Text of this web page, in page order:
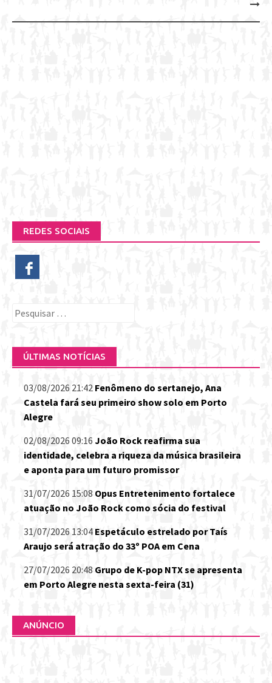
REDES SOCIAIS
Pesquisar
ÚLTIMAS NOTÍCIAS
03/08/2026 21:42 Fenômeno do sertanejo, Ana
Castela fará seu primeiro show solo em Porto
Alegre
02/08/2026 09:16 João Rock reafirma sua
identidade, celebra a riqueza da música brasileira
e aponta para um futuro promissor
31/07/2026 15:08 Opus Entretenimento fortalece
atuação no João Rock como sócia do festival
31/07/2026 13:04 Espetáculo estrelado por Taís
Araujo será atração do 33º POA em Cena
27/07/2026 20:48 Grupo de K-pop NTX se apresenta
em Porto Alegre nesta sexta-feira (31)
ANÚNCIO